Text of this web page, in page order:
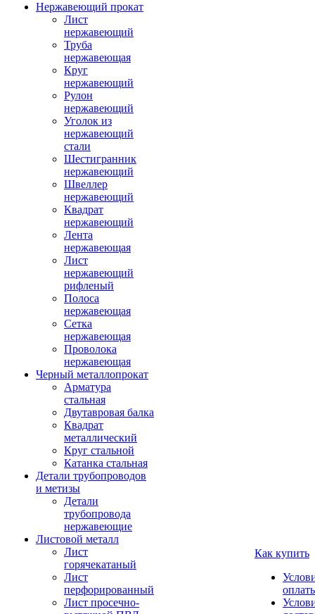
Нержавеющий прокат
Лист
нержавеющий
Труба
нержавеющая
Круг
нержавеющий
Рулон
нержавеющий
Уголок из
нержавеющий
стали
Шестигранник
нержавеющий
Швеллер
нержавеющий
Квадрат
нержавеющий
Лента
нержавеющая
Лист
нержавеющий
рифленый
Полоса
нержавеющая
Сетка
нержавеющая
Проволока
нержавеющая
Черный металлопрокат
Арматура
стальная
Двутавровая балка
Квадрат
металлический
Круг стальной
Катанка стальная
Детали трубопроводов
и метизы
Детали
трубопровода
нержавеющие
Листовой металл
Лист
горячекатаный
Лист
перфорированный
Лист просечно-
Как купить